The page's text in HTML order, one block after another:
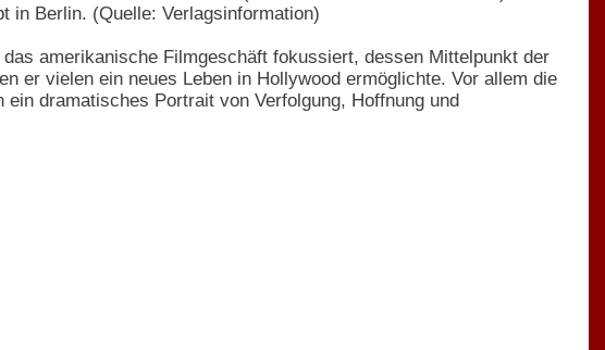
in Berlin. (Quelle: Verlagsinformation)
amerikanische Filmgeschäft fokussiert, dessen Mittelpunkt der
er vielen ein neues Leben in Hollywood ermöglichte. Vor allem die
dramatisches Portrait von Verfolgung, Hoffnung und